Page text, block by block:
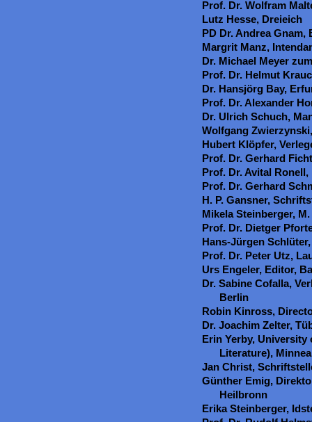
Prof. Dr. Wolfram
Lutz Hesse, Dreieich
PD Dr. Andrea Gnam,
Margrit Manz,
Dr. Michael Meyer
Prof. Dr. Helmut
Dr. Hansjörg Bay,
Prof. Dr. Alexander
Dr. Ulrich Schuch,
Wolfgang
Hubert Klöpfer,
Prof. Dr. Gerhard
Prof. Dr. Avital
Prof. Dr. Gerhard
H. P. Gansner,
Mikela Steinberger,
Prof. Dr. Dietger
Hans-Jürgen
Prof. Dr. Peter Utz,
Urs Engeler, Editor,
Dr. Sabine Cofalla,
Berlin
Robin Kinross,
Dr. Joachim Zelter,
Erin Yerby, University
Literature),
Jan Christ,
Günther Emig,
Heilbronn
Erika Steinberger,